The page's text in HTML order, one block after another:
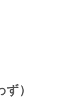
）